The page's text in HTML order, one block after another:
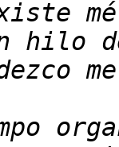
hilo